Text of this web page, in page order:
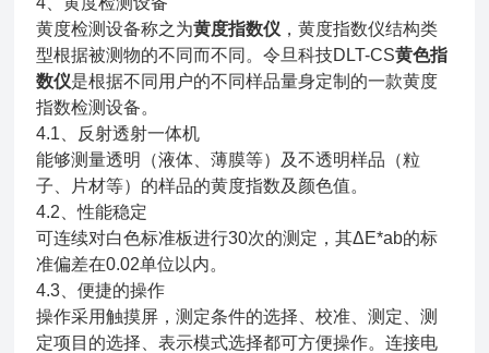
黄度检测设备称之为黄度指数仪 ，黄度指数仪结构类
型根据被测物的不同而不同。令旦科技DLT-CS黄色指
数仪是根据不同用户的不同样品量身定制的一款黄度
指数检测设备。
4.1、反射透射一体机
能够测量透明（液体、薄膜等）及不透明样品（粒
子、片材等）的样品的黄度指数及颜色值。
4.2、性能稳定
可连续对白色标准板进行30次的测定，其ΔE*ab的标
准偏差在0.02单位以内。
4.3、便捷的操作
操作采用触摸屏，测定条件的选择、校准、测定、测
定项目的选择、表示模式选择都可方便操作。连接电